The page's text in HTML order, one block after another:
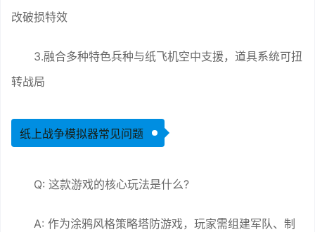
改破损特效
3.融合多种特色兵种与纸飞机空中支援，道具系统可扭
转战局
纸上战争模拟器常见问题
Q: 这款游戏的核心玩法是什么?
A: 作为涂鸦风格策略塔防游戏，玩家需组建军队、制